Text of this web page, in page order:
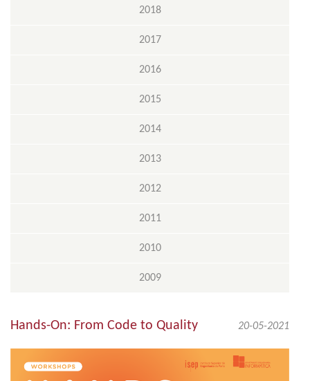
2018
2017
2016
2015
2014
2013
2012
2011
2010
2009
Hands-On: From Code to Quality 20-05-2021